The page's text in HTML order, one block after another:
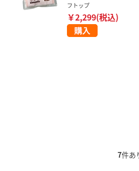
フトップ
￥2,299(税込)
7件あ